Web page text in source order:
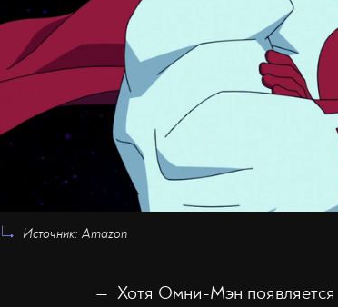
Источник: Amazon
Хотя Омни-Мэн появляется